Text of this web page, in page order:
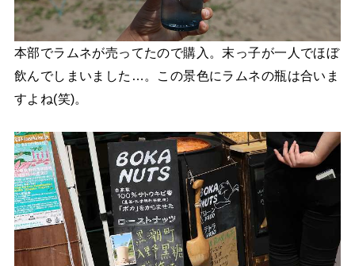
本部でラムネが売ってたので購入。末っ子が一人でほぼ
飲んでしまいました…。この景色にラムネの瓶は合いま
すよね(笑)。